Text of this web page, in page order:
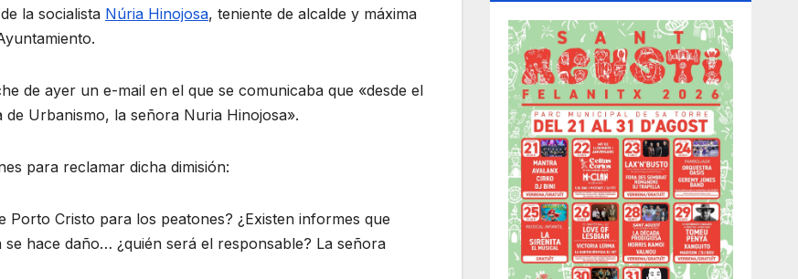
la socialista Núria Hinojosa, teniente de alcalde y máxima
de ayer un e-mail en el que se comunicaba que «desde el
de Urbanismo, la señora Nuria Hinojosa».
para reclamar dicha dimisión:
Porto Cristo para los peatones? ¿Existen informes que
hace daño… ¿quién será el responsable? La señora